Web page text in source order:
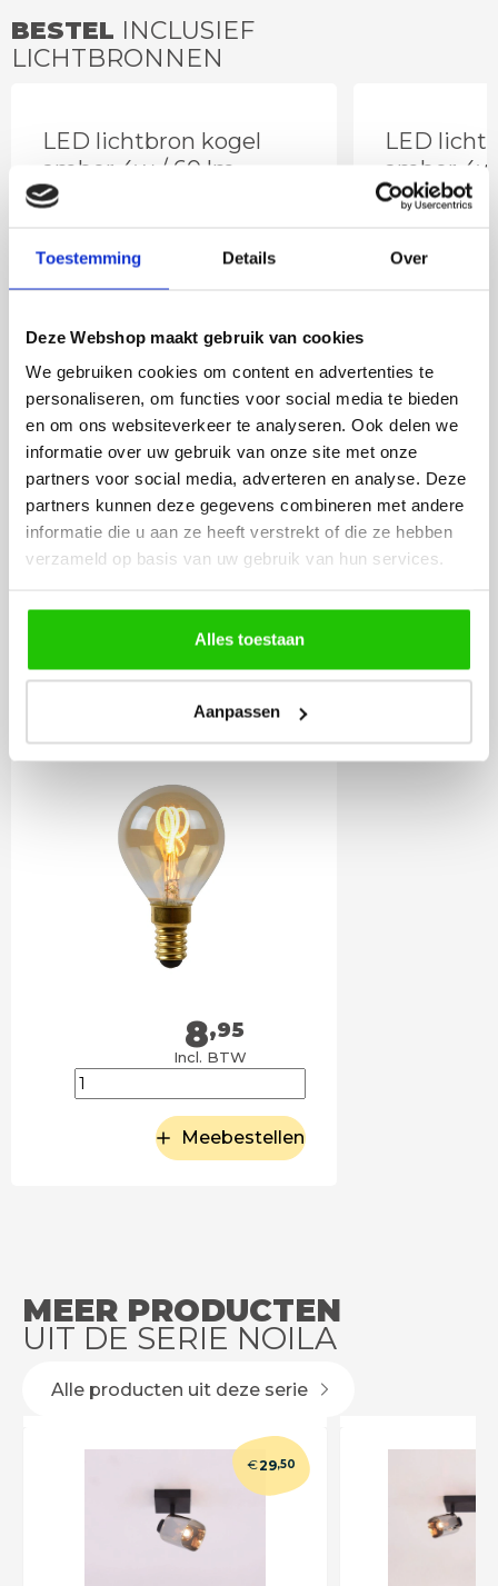
Toestemming Details Over
Deze Webshop maakt gebruik van cookies
We gebruiken cookies om content en advertenties te
personaliseren, om functies voor social media te bieden
en om ons websiteverkeer te analyseren. Ook delen we
informatie over uw gebruik van onze site met onze
partners voor social media, adverteren en analyse. Deze
partners kunnen deze gegevens combineren met andere
informatie die u aan ze heeft verstrekt of die ze hebben
verzameld op basis van uw gebruik van hun services.
Alles toestaan
Aanpassen
BESTEL INCLUSIEF
LICHTBRONNEN
LED lichtbron kogel
amber 4w / 60 lm
warm
11,95
Incl. BTW
LED
amber
warm
8,95
Incl. BTW
Meebestellen
MEER PRODUCTEN
UIT DE SERIE NOILA
Alle producten uit deze serie
€29,50